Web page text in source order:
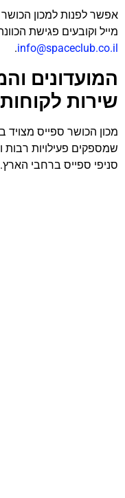
אפשר לפנות למכון
מייל וקובעים פגישת
info@spaceclub.co.il
.
המועדונים
שירות לקוחות
מכון הכושר ספייס
שמספקים פעילויות רבות
סניפי ספייס ברחבי הארץ.